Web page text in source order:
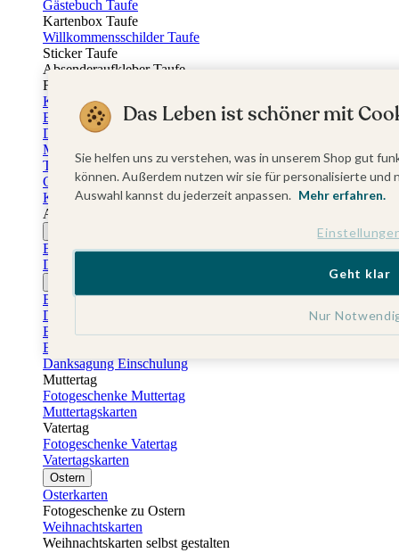
Gästebuch Taufe
Kartenbox Taufe
Willkommensschilder Taufe
Sticker Taufe
Absenderaufkleber Taufe
Fotobuch Taufe
Konfirmationskarten
Einladungskarten Konfirmation
Danksagung Konfirmation
Menükarten Konfirmation
Tischkarten Konfirmation
Gästebuch Konfirmation
Kerzen Konfirmation
Aufkleber zum Anlass Ihres Kindes
Einladungskarten Firmung
Dankeskarten Firmung
Einladungskarten Jugendweihe
Dankeskarten Jugendweihe
Einschulungskarten
Einladungskarten Einschulung
Danksagung Einschulung
Muttertag
Fotogeschenke Muttertag
Muttertagskarten
Vatertag
Fotogeschenke Vatertag
Vatertagskarten
Ostern
Osterkarten
Fotogeschenke zu Ostern
Weihnachtskarten
Weihnachtskarten selbst gestalten
Das Leben ist schöner mit
Sie helfen uns zu verstehen, was in unserem Shop gut
können. Außerdem nutzen wir sie für personalisierte
Auswahl kannst du jederzeit anpassen.
Mehr erfahren.
Nur
Geht klar